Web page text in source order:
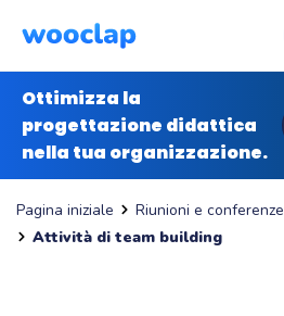
Ottimizza la
progettazione didattica
nella tua organizzazione.
Pagina iniziale
Riunioni e conferenze
Attività di team building